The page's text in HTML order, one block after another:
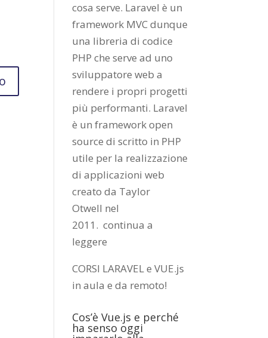
cosa serve. Laravel è un
framework MVC dunque
una libreria di codice
PHP che serve ad uno
sviluppatore web a
rendere i propri progetti
più performanti. Laravel
è un framework open
source di scritto in PHP
utile per la realizzazione
di applicazioni web
creato da Taylor
Otwell nel
2011.continua a
leggere
CORSI LARAVEL e VUE.js
in aula e da remoto!
Cos’è Vue.js e perché
ha senso oggi